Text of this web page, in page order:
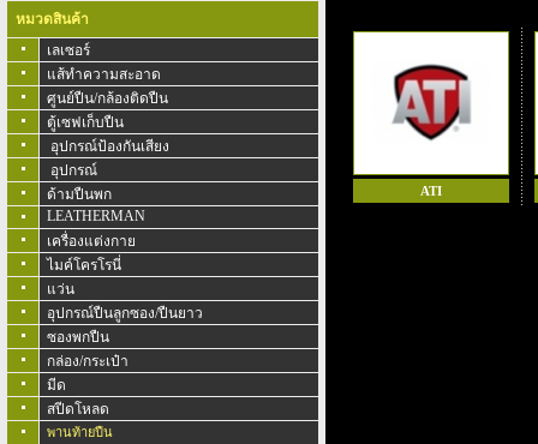
หมวดสินค้า
เลเซอร์
แส้ทำความสะอาด
ศูนย์ปืน/กล้องติดปืน
ตู้เซฟเก็บปืน
อุปกรณ์ป้องกันเสียง
อุปกรณ์
ด้ามปืนพก
LEATHERMAN
เครื่องแต่งกาย
ไมค์โครโรนี่
แว่น
อุปกรณ์ปืนลูกซอง/ปืนยาว
ซองพกปืน
กล่อง/กระเป๋า
มีด
สปีดโหลด
พานท้ายปืน
ATI